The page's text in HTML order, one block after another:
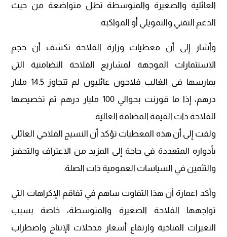
العائلية والصغيرة والمتوسطة تظل متواضعة من حيث
الدعم التقني والتمويلي أو المواكبة.
وأشار إلى أن معطيات وزارة الفلاحة تكشف أن حجم
الاستثمارات الموجهة لمشاريع الفلاحة التضامنية التي
يمارسها في الغالب فلاحون عائليون لم تتجاوز 14.5 مليار
درهم، إذا ما قورنت بحوالي 100 مليار درهم تم تخصيصها
للفلاحة ذات القيمة المضافة العالية.
ولفت إلى أن هذه المعطيات تؤكد أن النسيج الفلاحي العائلي
بأدواره المتعددة في حاجة إلى المزيد من الاعتراف والتحفيز
والتثمين في السياسات العمومية ذات الصلة.
وأكد اعمارة أن هذا التفاوت ساهم في تفاقم الإكراهات التي
تواجهها الفلاحة الصغيرة والمتوسطة، خاصة بسبب
التغيرات المناخية وارتفاع أسعار مدخلات الإنتاج واضطراب